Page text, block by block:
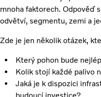
mnoha faktorech. Odpověď
odvětví, segmentu, zemi a
Zde je jen několik otázek,
Který pohon bude
Kolik stojí každé palivo
Jaká je k dispozici